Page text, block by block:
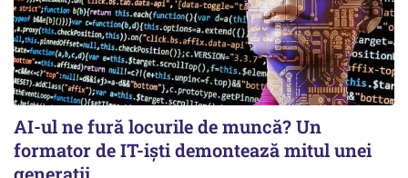
AI-ul ne fură locurile de muncă? Un
formator de IT-işti demontează mitul unei
generaţii